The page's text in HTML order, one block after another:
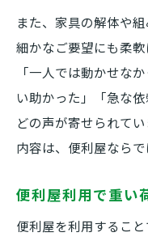
また、家具の解体や
細かなご要望にも柔
「一人では動かせな
い助かった」「急な
どの声が寄せられて
内容は、便利屋なら
便利屋利用で重い
便利屋を利用するこ